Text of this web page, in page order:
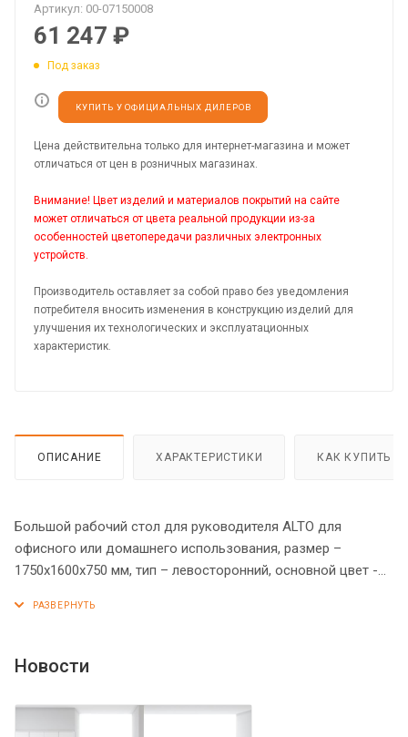
Артикул: 00-07150008
61 247 ₽
Под заказ
КУПИТЬ У ОФИЦИАЛЬНЫХ ДИЛЕРОВ
Цена действительна только для интернет-магазина и может
отличаться от цен в розничных магазинах.
Внимание! Цвет изделий и материалов покрытий на сайте
может отличаться от цвета реальной продукции из-за
особенностей цветопередачи различных электронных
устройств.
Производитель оставляет за собой право без уведомления
потребителя вносить изменения в конструкцию изделий для
улучшения их технологических и эксплуатационных
характеристик.
ОПИСАНИЕ ХАРАКТЕРИСТИКИ КАК КУПИТЬ
Большой рабочий стол для руководителя ALTO для
офисного или домашнего использования, размер –
1750х1600х750 мм, тип – левосторонний, основной цвет -
оснащен солидной толщины столешницей из ЛДСП 38 мм.
широкой рамы с контрастной декоративной вставкой.
Новости